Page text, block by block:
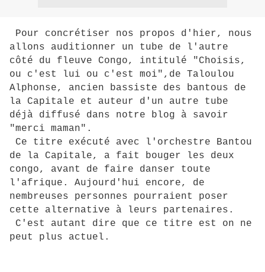
Pour concrétiser nos propos d'hier, nous
allons auditionner un tube de l'autre
côté du fleuve Congo, intitulé "Choisis,
ou c'est lui ou c'est moi",de Taloulou
Alphonse, ancien bassiste des bantous de
la Capitale et auteur d'un autre tube
déjà diffusé dans notre blog à savoir
"merci maman".
Ce titre exécuté avec l'orchestre Bantou
de la Capitale, a fait bouger les deux
congo, avant de faire danser toute
l'afrique. Aujourd'hui encore, de
nembreuses personnes pourraient poser
cette alternative à leurs partenaires.
C'est autant dire que ce titre est on ne
peut plus actuel.